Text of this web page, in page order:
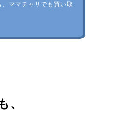
ママチャリでも買い取
、